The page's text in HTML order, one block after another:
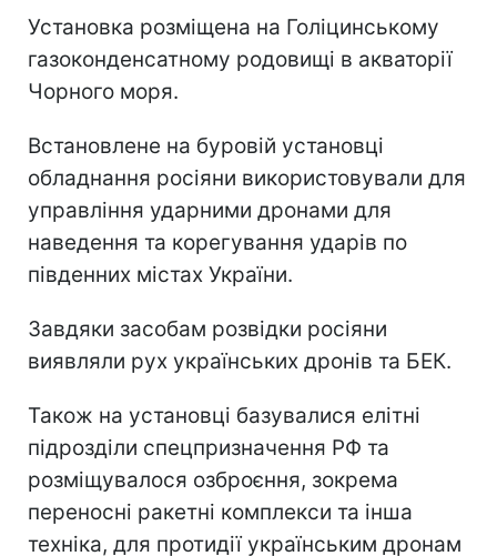
Установка розміщена на Голіцинському
газоконденсатному родовищі в акваторії
Чорного моря.
Встановлене на буровій установці
обладнання росіяни використовували для
управління ударними дронами для
наведення та корегування ударів по
південних містах України.
Завдяки засобам розвідки росіяни
виявляли рух українських дронів та БЕК.
Також на установці базувалися елітні
підрозділи спецпризначення РФ та
розміщувалося озброєння, зокрема
переносні ракетні комплекси та інша
техніка, для протидії українським дронам